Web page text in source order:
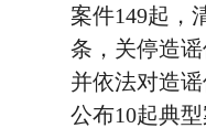
案件149起，
条，关停造谣
并依法对造
公布10起典型